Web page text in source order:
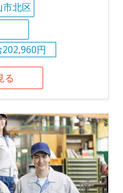
市北区
202,960円
る